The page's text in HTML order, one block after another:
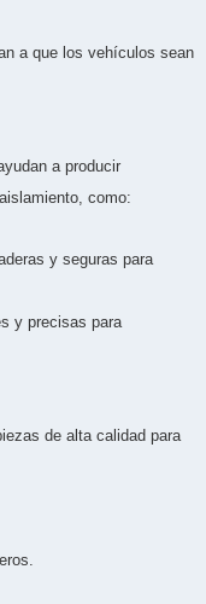
a que los vehículos sean
a producir
como:
y seguras para
y precisas para
de alta calidad para